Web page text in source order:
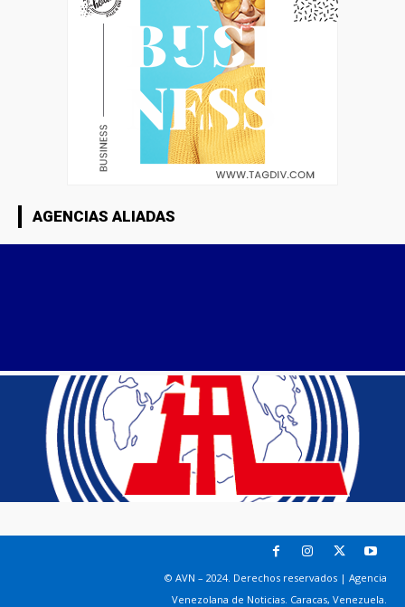
AGENCIAS ALIADAS
© AVN – 2024. Derechos reservados | Agencia
Venezolana de Noticias. Caracas, Venezuela.